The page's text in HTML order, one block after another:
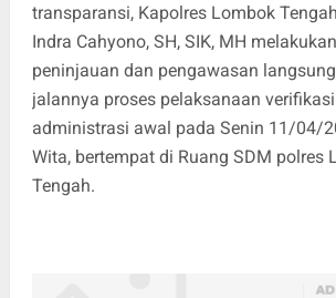
transparansi, Kapolres Lombok
Indra Cahyono, SH, SIK, MH
peninjauan dan pengawasan
jalannya proses pelaksanaan
administrasi awal pada Senin 11/04/
Wita, bertempat di Ruang SDM polres
Tengah.